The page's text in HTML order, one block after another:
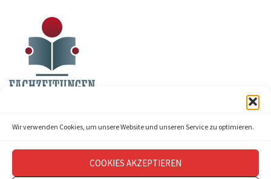
Wir verwenden Cookies, um unsere Website und unseren Service zu optimieren.
COOKIES AKZEPTIEREN